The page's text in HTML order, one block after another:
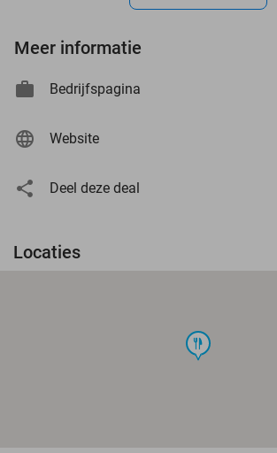
Meer informatie
Bedrijfspagina
Website
Deel deze deal
Locaties
food